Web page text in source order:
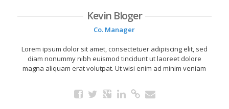
Kevin Bloger
Co. Manager
Lorem ipsum dolor sit amet, consectetuer adipiscing elit, sed
diam nonummy nibh euismod tincidunt ut laoreet dolore
magna aliquam erat volutpat. Ut wisi enim ad minim veniam